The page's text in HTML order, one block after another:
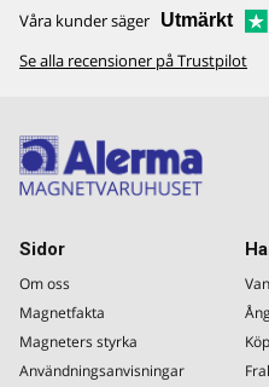
Våra kunder säger Utmärkt
Se alla recensioner på Trustpilot
Sidor
Om oss
Magnetfakta
Magneters styrka
Användningsanvisningar